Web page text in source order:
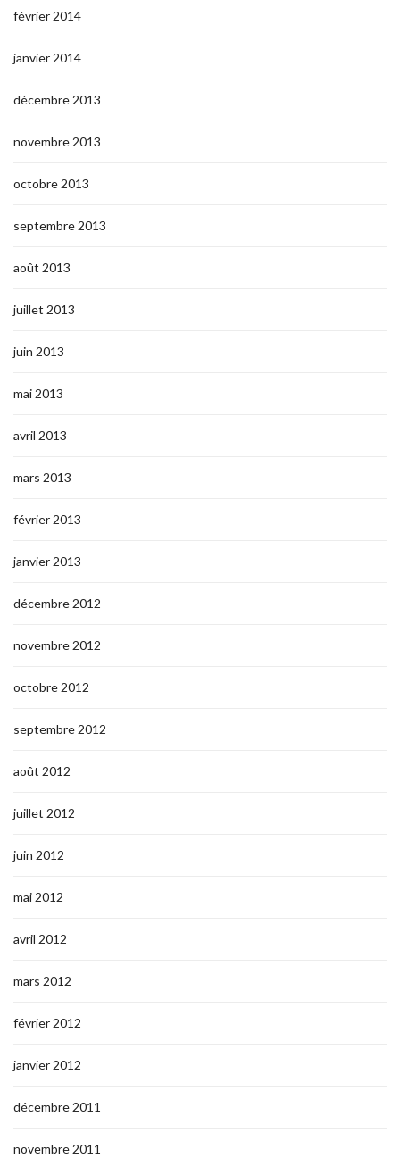
février 2014
janvier 2014
décembre 2013
novembre 2013
octobre 2013
septembre 2013
août 2013
juillet 2013
juin 2013
mai 2013
avril 2013
mars 2013
février 2013
janvier 2013
décembre 2012
novembre 2012
octobre 2012
septembre 2012
août 2012
juillet 2012
juin 2012
mai 2012
avril 2012
mars 2012
février 2012
janvier 2012
décembre 2011
novembre 2011